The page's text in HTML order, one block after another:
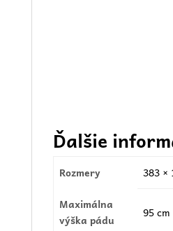
Ďalšie
Rozmery 383 ×
Maximálna
výška pádu
95 cm